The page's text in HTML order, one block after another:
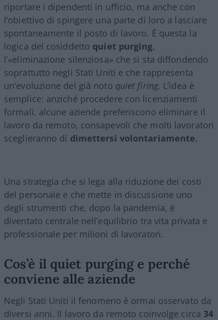
riportare i dipendenti in ufficio, ma anche con
l’obiettivo di spingere una parte di loro a lasciare
spontaneamente il posto di lavoro. È questa la
logica del cosiddetto quiet purging,
l’«eliminazione silenziosa» che si sta diffondendo
soprattutto negli Stati Uniti e che rappresenta
un’evoluzione del già noto quiet firing. L’idea è
semplice: anziché procedere con licenziamenti
formali, alcune aziende preferiscono eliminare il
lavoro da remoto, consapevoli che molti lavoratori
sceglieranno di dimettersi volontariamente.
Una strategia che si lega alla riduzione dei costi
del personale e che mette in discussione uno
degli strumenti che, dopo la pandemia, è
diventato centrale nell’equilibrio tra vita privata e
professionale per milioni di lavoratori.
Cos’è il quiet purging e perché
conviene alle aziende
Negli Stati Uniti il fenomeno è ormai osservato da
diversi anni. Il lavoro da remoto coinvolge circa 34